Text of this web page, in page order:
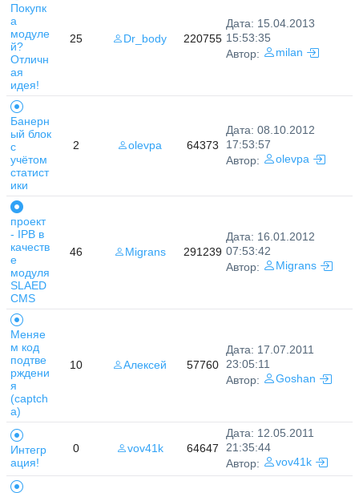
Покупк
а
модуле
й?
Отличн
ая
идея!
25 Dr_body 220755
Дата: 15.04.2013
15:53:35
Автор:
milan
Банерн
ый блок
с
учётом
статист
ики
2 olevpa 64373
Дата: 08.10.2012
17:53:57
Автор:
olevpa
проект
- IPB в
качеств
е
модуля
SLAED
CMS
46 Migrans 291239
Дата: 16.01.2012
07:53:42
Автор:
Migrans
Меняе
м код
подтве
рждени
я
(captch
a)
10 Алексей 57760
Дата: 17.07.2011
23:05:11
Автор:
Goshan
Интегр
ация!
0 vov41k 64647
Дата: 12.05.2011
21:35:44
Автор:
vov41k